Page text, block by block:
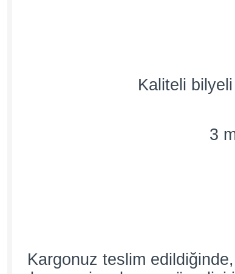
Kaliteli
3
Kargonuz teslim